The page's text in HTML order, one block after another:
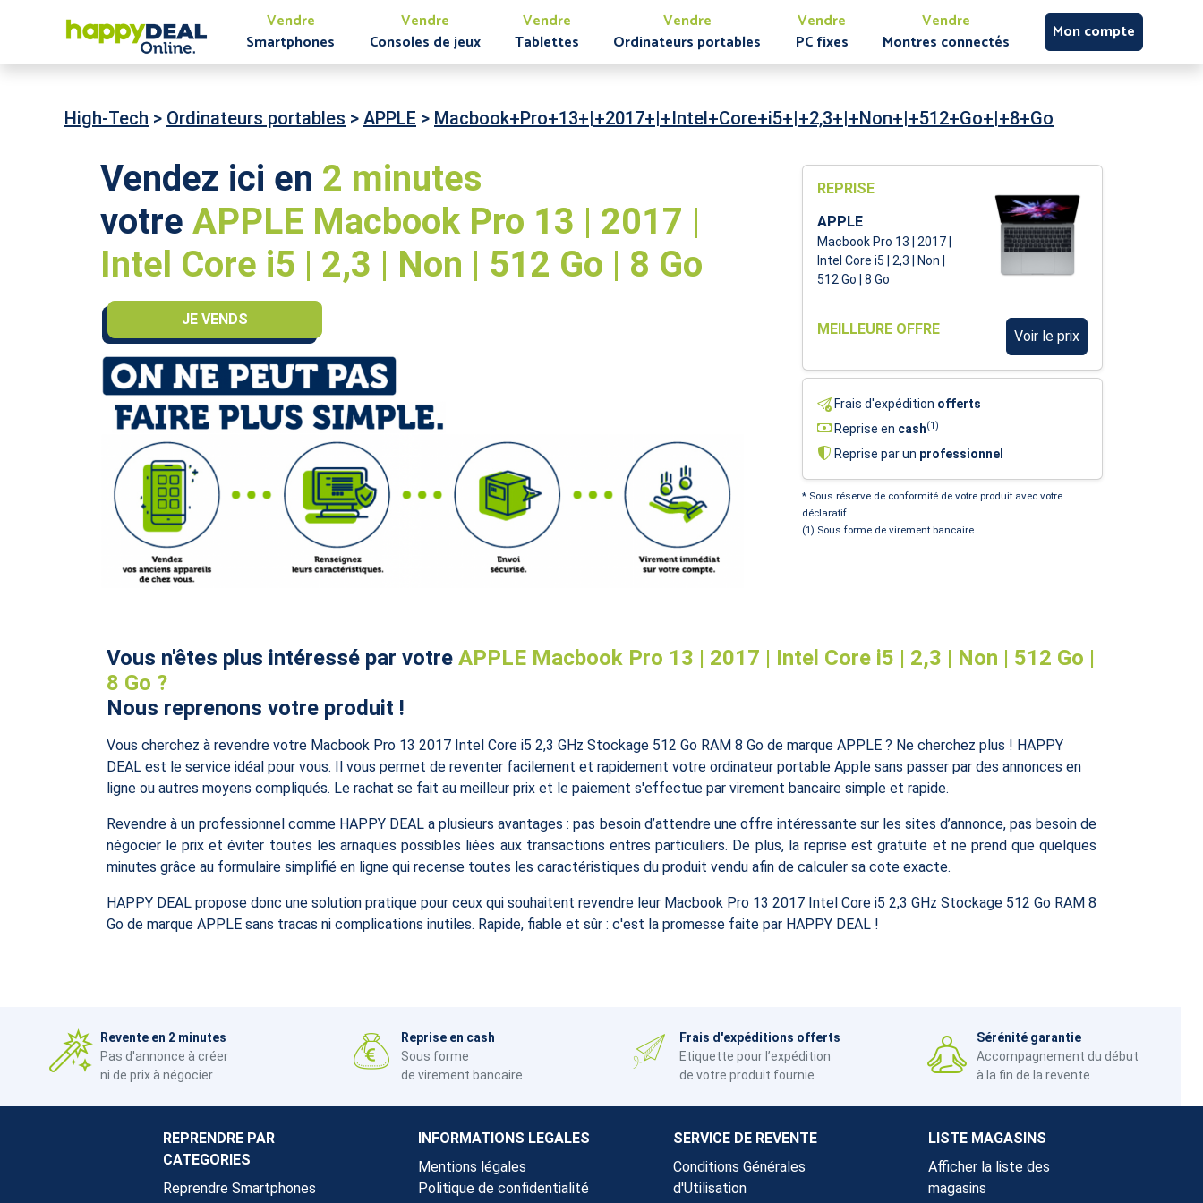
Vendre
Smartphones
Vendre
Consoles de jeux
Vendre
Tablettes
Vendre
Ordinateurs portables
Vendre
PC fixes
Vendre
Montres connectés
Mon compte
High-Tech > Ordinateurs portables > APPLE > Macbook+Pro+13+|+2017+|+Intel+Core+i5+|+2,3+|+Non+|+512+Go+|+8+Go
Vendez ici en 2 minutes
votre APPLE Macbook Pro 13 | 2017 |
Intel Core i5 | 2,3 | Non | 512 Go | 8 Go
JE VENDS
REPRISE
APPLE
Macbook Pro 13 | 2017 |
Intel Core i5 | 2,3 | Non |
512 Go | 8 Go
MEILLEURE OFFRE Voir le prix
Frais d'expédition offerts
Reprise en cash(1)
Reprise par un professionnel
* Sous réserve de conformité de votre produit avec votre
déclaratif
(1) Sous forme de virement bancaire
Vous n'êtes plus intéressé par votre APPLE Macbook Pro 13 | 2017 | Intel Core i5 | 2,3 | Non | 512 Go |
8 Go ?
Nous reprenons votre produit !
Vous cherchez à revendre votre Macbook Pro 13 2017 Intel Core i5 2,3 GHz Stockage 512 Go RAM 8 Go de marque APPLE ? Ne cherchez plus ! HAPPY
DEAL est le service idéal pour vous. Il vous permet de reventer facilement et rapidement votre ordinateur portable Apple sans passer par des annonces en
ligne ou autres moyens compliqués. Le rachat se fait au meilleur prix et le paiement s'effectue par virement bancaire simple et rapide.
Revendre à un professionnel comme HAPPY DEAL a plusieurs avantages : pas besoin d’attendre une offre intéressante sur les sites d’annonce, pas besoin de
négocier le prix et éviter toutes les arnaques possibles liées aux transactions entres particuliers. De plus, la reprise est gratuite et ne prend que quelques
minutes grâce au formulaire simplifié en ligne qui recense toutes les caractéristiques du produit vendu afin de calculer sa cote exacte.
HAPPY DEAL propose donc une solution pratique pour ceux qui souhaitent revendre leur Macbook Pro 13 2017 Intel Core i5 2,3 GHz Stockage 512 Go RAM 8
Go de marque APPLE sans tracas ni complications inutiles. Rapide, fiable et sûr : c'est la promesse faite par HAPPY DEAL !
Revente en 2 minutes
Pas d'annonce à créer
ni de prix à négocier
Reprise en cash
Sous forme
de virement bancaire
Frais d'expéditions offerts
Etiquette pour l’expédition
de votre produit fournie
Sérénité garantie
Accompagnement du début
à la fin de la revente
REPRENDRE PAR
CATEGORIES
Reprendre Smartphones
INFORMATIONS LEGALES
Mentions légales
Politique de confidentialité
SERVICE DE REVENTE
Conditions Générales
d'Utilisation
LISTE MAGASINS
Afficher la liste des
magasins